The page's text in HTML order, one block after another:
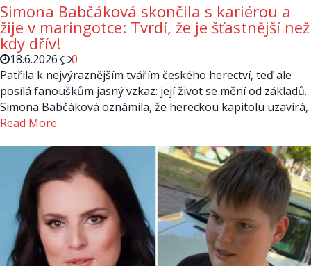
Simona Babčáková skončila s kariérou a
žije v maringotce: Tvrdí, že je šťastnější než
kdy dřív!
18.6.2026
0
Patřila k nejvýraznějším tvářím českého herectví, teď ale
posílá fanouškům jasný vzkaz: její život se mění od základů.
Simona Babčáková oznámila, že hereckou kapitolu uzavírá,
Read More